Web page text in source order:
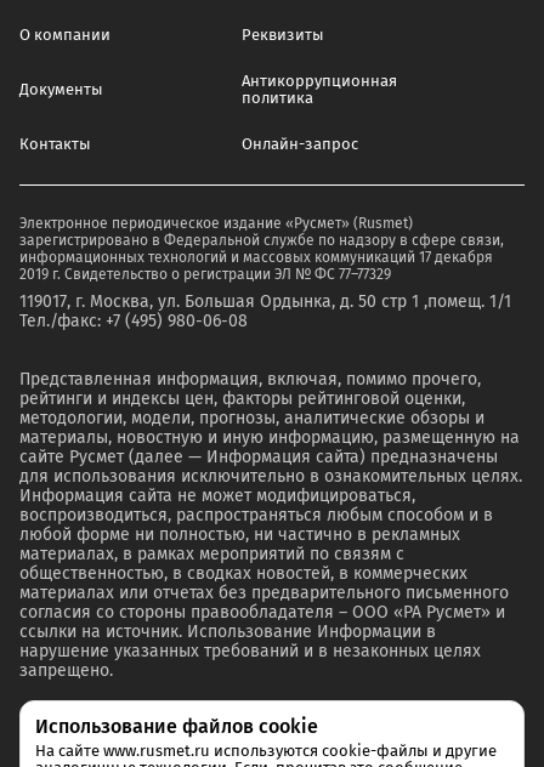
О компании Реквизиты
Документы
Антикоррупционная
политика
Контакты Онлайн-запрос
Электронное периодическое издание «Русмет» (Rusmet)
зарегистрировано в Федеральной службе по надзору в сфере связи,
информационных технологий и массовых коммуникаций 17 декабря
2019 г. Свидетельство о регистрации ЭЛ № ФС 77–77329
119017, г. Москва, ул. Большая Ордынка, д. 50 стр 1 ,помещ. 1/1
Тел./факс: +7 (495) 980-06-08
Представленная информация, включая, помимо прочего,
рейтинги и индексы цен, факторы рейтинговой оценки,
методологии, модели, прогнозы, аналитические обзоры и
материалы, новостную и иную информацию, размещенную на
сайте Русмет (далее — Информация сайта) предназначены
для использования исключительно в ознакомительных целях.
Информация сайта не может модифицироваться,
воспроизводиться, распространяться любым способом и в
любой форме ни полностью, ни частично в рекламных
материалах, в рамках мероприятий по связям с
общественностью, в сводках новостей, в коммерческих
материалах или отчетах без предварительного письменного
согласия со стороны правообладателя – ООО «РА Русмет» и
ссылки на источник. Использование Информации в
нарушение указанных требований и в незаконных целях
запрещено.
Использование файлов cookie
На сайте www.rusmet.ru используются cookie-файлы и другие